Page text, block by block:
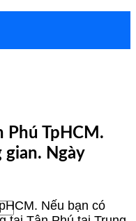
Phú TpHCM.
gian. Ngày
Nếu bạn có